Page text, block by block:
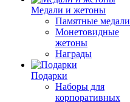
Медали и жетоны
Памятные медали
Монетовидные
жетоны
Награды
Подарки
Наборы для
корпоративных